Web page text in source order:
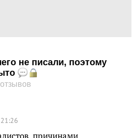
не писали, поэтому
причинами